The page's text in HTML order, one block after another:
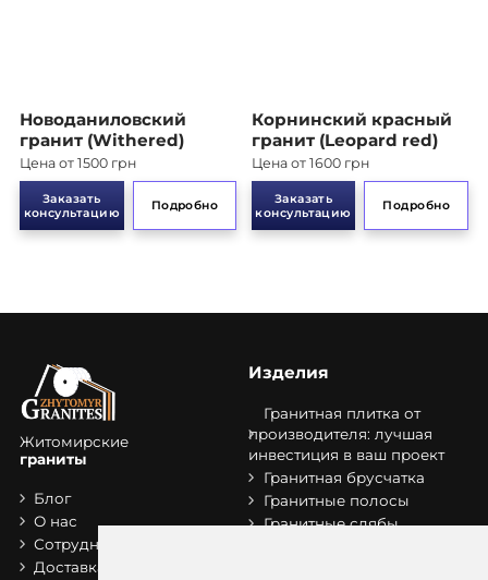
Новоданиловский
гранит (Withered)
Цена от 1500 грн
Заказать
консультацию
Подробно
Корнинский красный
гранит (Leopard red)
Цена от 1600 грн
Заказать
консультацию
Подробно
Житомирские
граниты
Блог
О нас
Сотрудничество
Доставка и оплата
Изделия
Гранитная плитка от
производителя: лучшая
инвестиция в ваш проект
Гранитная брусчатка
Гранитные полосы
Гранитные слябы